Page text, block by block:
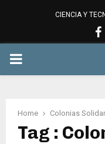
CIENCIA Y
PRIMARY
Home Colonias
Tag :